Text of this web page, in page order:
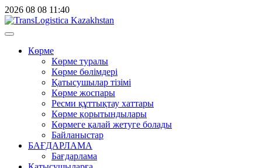
2026 08 08 11:40
Көрме
Көрме туралы
Көрме бөлімдері
Қатысушылар тізімі
Көрме жоспары
Ресми құттықтау хаттары
Көрме қорытындылары
Көрмеге қалай жетуге болады
Байланыстар
БАҒДАРЛАМА
Бағдарлама